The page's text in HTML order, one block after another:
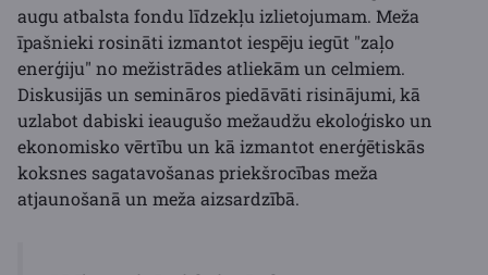
augu atbalsta fondu līdzekļu izlietojumam. Meža
īpašnieki rosināti izmantot iespēju iegūt "zaļo
enerģiju" no mežistrādes atliekām un celmiem.
Diskusijās un semināros piedāvāti risinājumi, kā
uzlabot dabiski ieaugušo mežaudžu ekoloģisko un
ekonomisko vērtību un kā izmantot enerģētiskās
koksnes sagatavošanas priekšrocības meža
atjaunošanā un meža aizsardzībā.